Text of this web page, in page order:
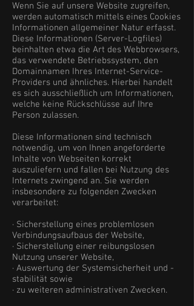
Wenn Sie auf unsere Website zugreifen,
werden automatisch mittels eines Cookies
Informationen allgemeiner Natur erfasst.
Diese Informationen (Server-Logfiles)
beinhalten etwa die Art des Webbrowsers,
das verwendete Betriebssystem, den
Domainnamen Ihres Internet-Service-
Providers und ähnliches. Hierbei handelt
es sich ausschließlich um Informationen,
welche keine Rückschlüsse auf Ihre
Person zulassen.
Diese Informationen sind technisch
notwendig, um von Ihnen angeforderte
Inhalte von Webseiten korrekt
auszuliefern und fallen bei Nutzung des
Internets zwingend an. Sie werden
insbesondere zu folgenden Zwecken
verarbeitet:
· Sicherstellung eines problemlosen
Verbindungsaufbaus der Website,
· Sicherstellung einer reibungslosen
Nutzung unserer Website,
· Auswertung der Systemsicherheit und -
stabilität sowie
· zu weiteren administrativen Zwecken.